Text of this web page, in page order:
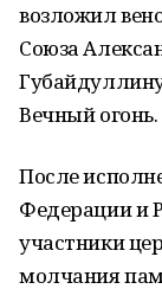
возложил
Союза
Вечный огонь.
После
Федерации и
участники
молчания